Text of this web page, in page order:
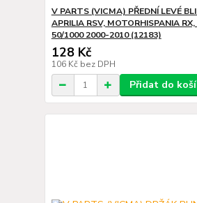
V PARTS (VICMA) PŘEDNÍ LEVÉ
APRILIA RSV, MOTORHISPANIA
50/1000 2000-2010 (12183)
128 Kč
106 Kč bez DPH
Přidat do